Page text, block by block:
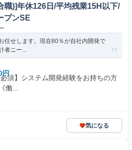
職)]年休126日/平均残業15H以下/
プンSE
任せします。現在60％が自社内開発で
者ニー...
円
須】システム開発経験をお持ちの方
働...
気になる